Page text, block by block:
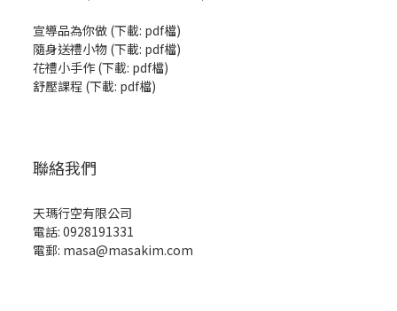
宣導品為你做 (下載: pdf檔)
隨身送禮小物 (下載: pdf檔)
花禮小手作 (下載: pdf檔)
舒壓課程 (下載: pdf檔)
聯絡我們
天瑪行空有限公司
電話: 0928191331
電郵: masa@masakim.com